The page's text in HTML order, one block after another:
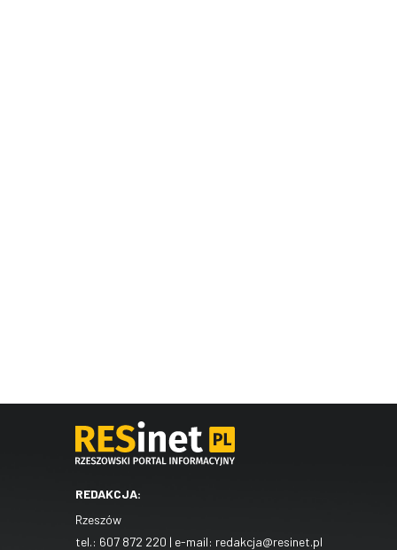
REDAKCJA:
Rzeszów
tel.: 607 872 220 | e-mail: redakcja@resinet.pl